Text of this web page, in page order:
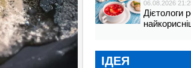
06.08.2026
Дієтологи
ІДЕЯ